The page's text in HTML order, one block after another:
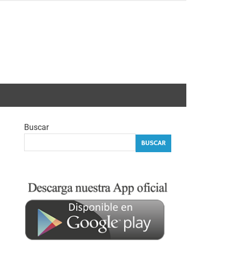
Buscar
BUSCAR